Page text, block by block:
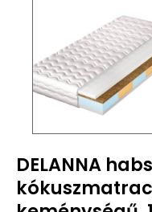
DELANNA